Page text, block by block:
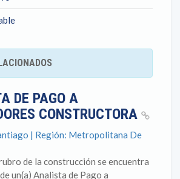
DE PAGO A
CONSTRUCTORA
| Región: Metropolitana De
de la construcción se encuentra
un(a) Analista de Pago a